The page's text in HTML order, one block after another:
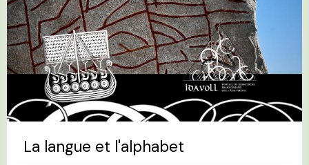
La langue et l'alphabet